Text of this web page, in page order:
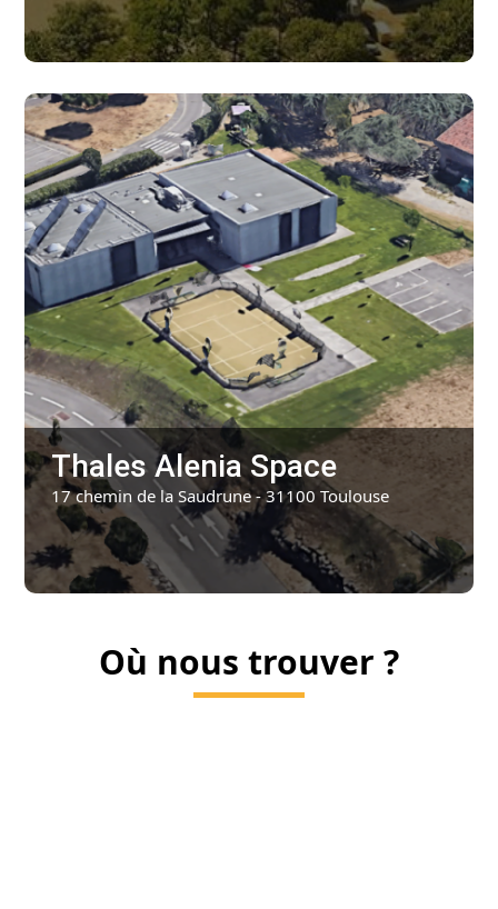
Thales Alenia Space
17 chemin de la Saudrune - 31100 Toulouse
Où nous trouver ?